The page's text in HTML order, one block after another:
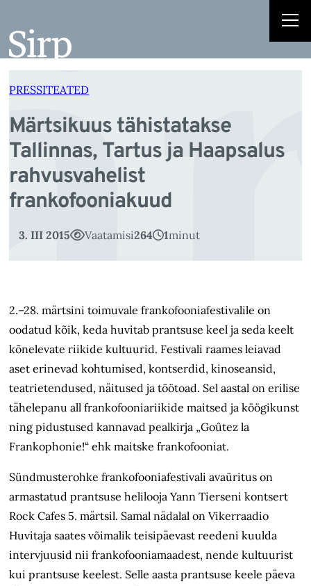
juurde
PRESSITEATED
Märtsikuus tähistatakse
Tallinnas, Tartus ja Haapsalus
rahvusvahelist
frankofooniakuud
3. III 2015 Vaatamisi264 1minut
2.–28. märtsini toimuvale frankofooniafestivalile on
oodatud kõik, keda huvitab prantsuse keel ja seda keelt
kõnelevate riikide kultuurid. Festivali raames leiavad
aset erinevad kohtumised, kontserdid, kinoseansid,
teatrietendused, näitused ja töötoad. Sel aastal on erilise
tähelepanu all frankofooniariikide maitsed ja köögikunst
ning pidustused kannavad pealkirja „Goûtez la
Frankophonie!“ ehk maitske frankofooniat.
Sündmusterohke frankofooniafestivali avaüritus on
armastatud prantsuse helilooja Yann Tierseni kontsert
Rock Cafes 5. märtsil. Samal nädalal on Vikerraadio
Huvitaja saates võimalik teisipäevast reedeni kuulda
intervjuusid nii frankofooniamaadest, nende kultuurist
kui prantsuse keelest. Selle aasta prantsuse keele päeva